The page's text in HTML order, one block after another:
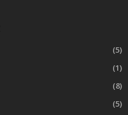
(5)
(1)
(8)
(5)